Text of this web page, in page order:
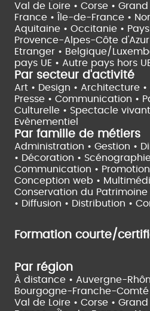
Val de Loire • Corse • Grand
France •
Île-de-France •
Aquitaine • Occitanie •
Provence-Alpes-Côte d'Azur
Etranger • Belgique/
pays UE • Autre pays hors
Par secteur d'activité
Art • Design • Architecture •
Presse • Communication •
Culturelle • Spectacle vivant
Evènementiel
Par famille de métiers
Administration • Gestion •
• Décoration •
Communication •
Conception web •
Conservation du Patrimoine
• Diffusion • Distribution •
Formation courte/
Par région
À distance • Auvergne-
Bourgogne-Franche-Comté
Val de Loire • Corse • Grand